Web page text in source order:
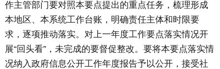
作主管部门要对照本要点提出的重点任务，梳理形成
本地区、本系统工作台账，明确责任主体和时限要
求，逐项推动落实。对上一年度工作要点落实情况开
展“回头看”，未完成的要督促整改。要将本要点落实情
况纳入政府信息公开工作年度报告予以公开，接受社